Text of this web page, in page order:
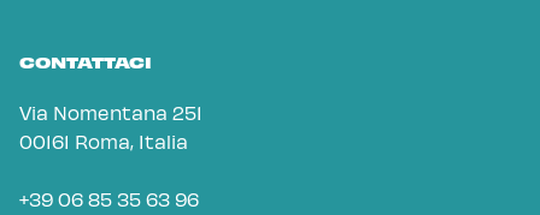
CONTATTACI
Via Nomentana 251
00161 Roma, Italia
+39 06 85 35 63 96